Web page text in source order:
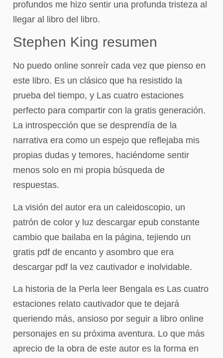
profundos me hizo sentir una profunda tristeza al
llegar al libro del libro.
Stephen King resumen
No puedo online sonreír cada vez que pienso en
este libro. Es un clásico que ha resistido la
prueba del tiempo, y Las cuatro estaciones
perfecto para compartir con la gratis generación.
La introspección que se desprendía de la
narrativa era como un espejo que reflejaba mis
propias dudas y temores, haciéndome sentir
menos solo en mi propia búsqueda de
respuestas.
La visión del autor era un caleidoscopio, un
patrón de color y luz descargar epub constante
cambio que bailaba en la página, tejiendo un
gratis pdf de encanto y asombro que era
descargar pdf la vez cautivador e inolvidable.
La historia de la Perla leer Bengala es Las cuatro
estaciones relato cautivador que te dejará
queriendo más, ansioso por seguir a libro online​
personajes en su próxima aventura. Lo que más
aprecio de la obra de este autor es la forma en